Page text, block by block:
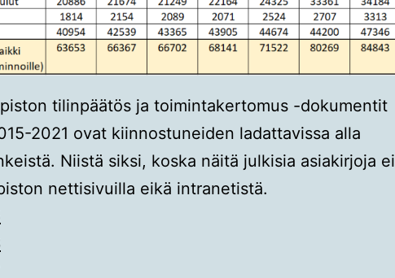
tilinpäätös ja toimintakertomus -dokumentit
2021 ovat kiinnostuneiden ladattavissa alla
Niistä siksi, koska näitä julkisia asiakirjoja ei
nettisivuilla eikä intranetistä.